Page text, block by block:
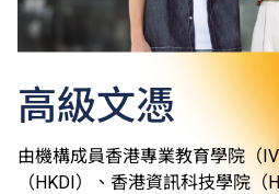
高級文憑
由機構成員香港專業教育學院（
（HKDI）、香港資訊科技學院